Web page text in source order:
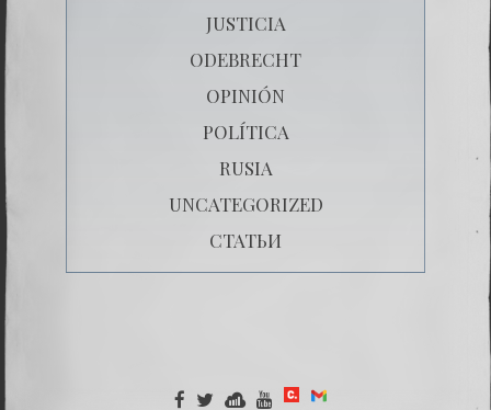
JUSTICIA
ODEBRECHT
OPINIÓN
POLÍTICA
RUSIA
UNCATEGORIZED
СТАТЬИ